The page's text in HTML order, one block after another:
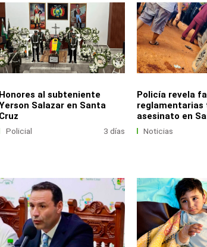
Honores al subteniente
Salazar en Santa
Cruz
Policial 3 días
Policía revela
reglamentarias
asesinato en
Noticias